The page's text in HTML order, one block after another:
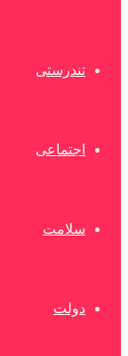
تندرستی
اجتماعی
سلامت
دولت